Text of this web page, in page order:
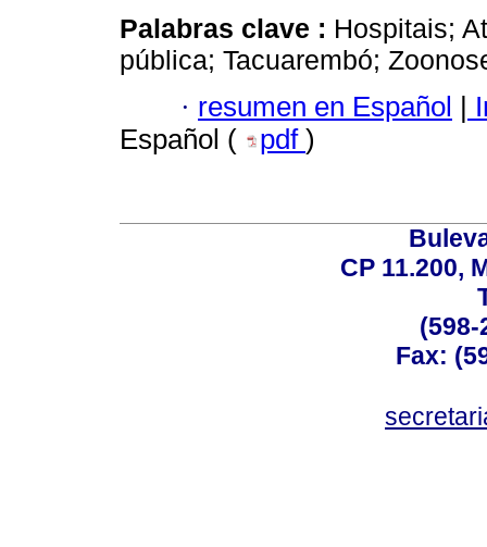
Palabras clave : Hospitais;
pública; Tacuarembó;
· resumen en Español |
Español (
pdf )
CP 11.200,
(598-
Fax: